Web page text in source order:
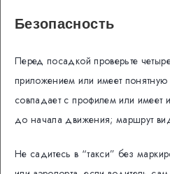
Безопасность
Перед посадкой проверьте
приложением или имеет понятную
совпадает с профилем или имеет
до начала движения; маршрут
Не садитесь в “такси” без